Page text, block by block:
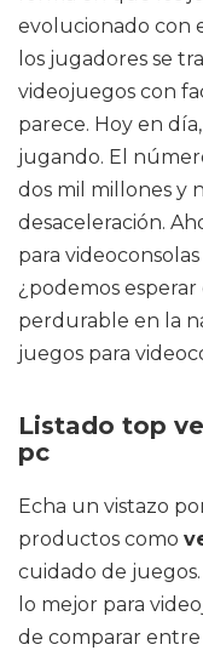
evolucionado con
los jugadores se
videojuegos con
parece. Hoy en
jugando. El
dos mil millones y
desaceleración.
para
¿podemos
perdurable en la
juegos para
Listado top
pc
Echa un vistazo
productos como
cuidado de
lo mejor para
de comparar entre